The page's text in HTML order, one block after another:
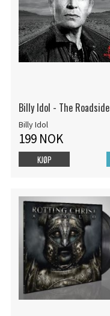
Billy Idol - The Roadside
Billy Idol
199 NOK
KJØP